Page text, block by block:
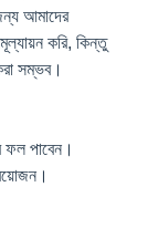
আমাদের
করি, কিন্তু
সম্ভব।
পাবেন।